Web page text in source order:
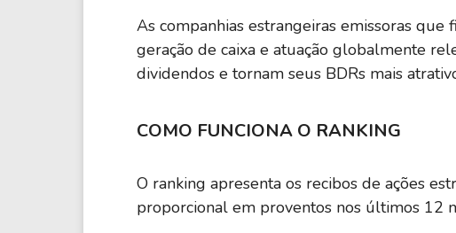
As companhias estrangeiras emissoras
geração de caixa e atuação globalmente
dividendos e tornam seus BDRs mais
COMO FUNCIONA O RANKING
O ranking apresenta os recibos de ações
proporcional em proventos nos últimos 12